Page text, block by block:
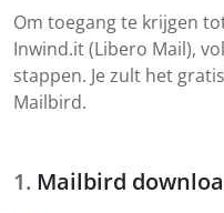
Om toegang te krijgen
Inwind.it (Libero Mail),
stappen. Je zult het
Mailbird.
Mailbird